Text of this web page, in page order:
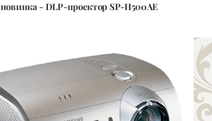
новинка - DLP-проектор SP-H500AE